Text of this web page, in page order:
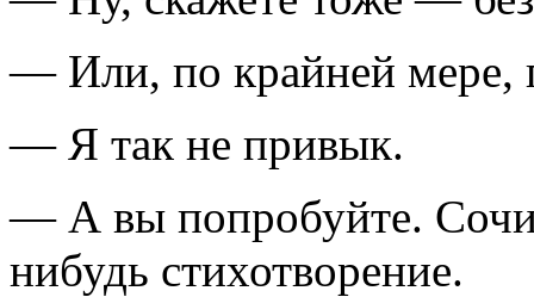
— Или, по крайней мере,
— Я так не привык.
— А вы попробуйте.
нибудь стихотворение.